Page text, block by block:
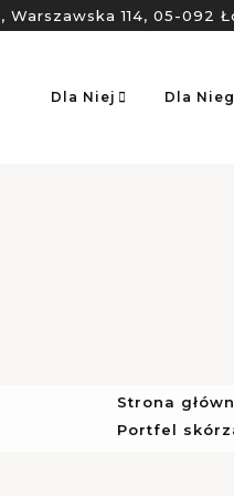
, Warszawska 114, 05-092
Dla Niej Dla
Strona
Portfel